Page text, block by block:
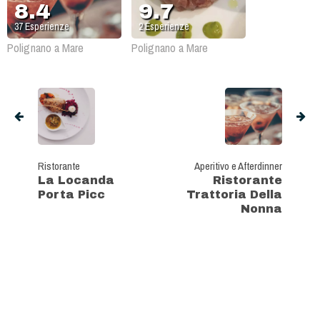
8.4
37Esperienze
Polignano a Mare
9.7
2Esperienze
Polignano a Mare
Ristorante
La Locanda
Porta Picc
Aperitivo e Afterdinner
Ristorante
Trattoria Della
Nonna